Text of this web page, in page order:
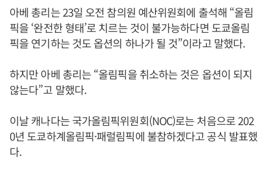
아베 총리는 23일 오전 참의원 예산위원회에 출석해 “올림
픽을 ‘완전한 형태’로 치르는 것이 불가능하다면 도쿄올림
픽을 연기하는 것도 옵션의 하나가 될 것”이라고 말했다.
하지만 아베 총리는 “올림픽을 취소하는 것은 옵션이 되지
않는다”고 말했다.
이날 캐나다는 국가올림픽위원회(NOC)로는 처음으로 202
0년 도쿄하계올림픽·패럴림픽에 불참하겠다고 공식 발표했
다.